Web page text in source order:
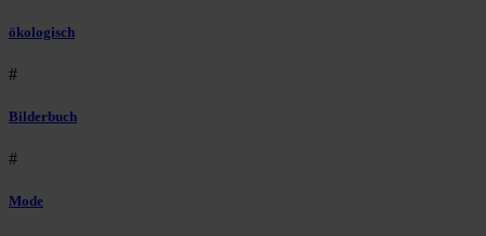
ökologisch
#
Bilderbuch
#
Mode